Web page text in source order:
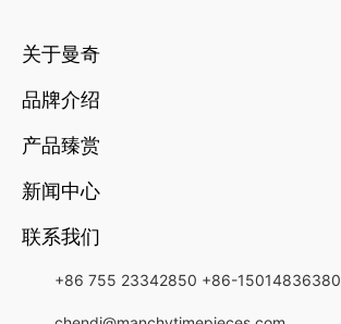
关于曼奇
品牌介绍
产品臻赏
新闻中心
联系我们
+86 755 23342850 +86-15014836380